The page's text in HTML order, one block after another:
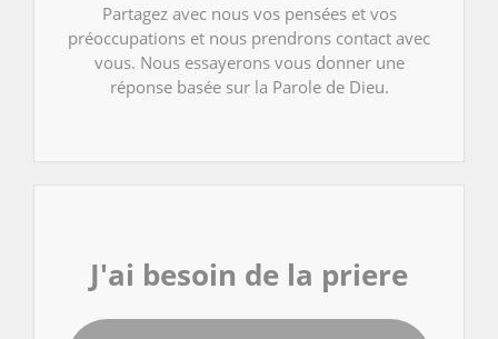
Partagez avec nous vos pensées et vos
préoccupations et nous prendrons contact avec
vous. Nous essayerons vous donner une
réponse basée sur la Parole de Dieu.
J'ai besoin de la priere